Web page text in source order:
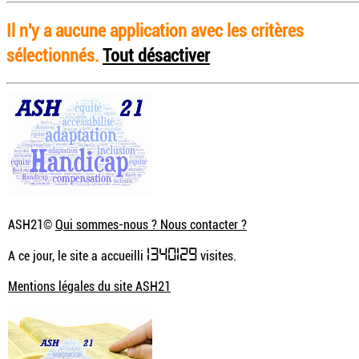
Il n'y a aucune application avec les critères
sélectionnés.Tout désactiver
ASH21©Qui sommes-nous ? Nous contacter ?
A ce jour, le site a accueilli 1340129visites.
Mentions légales du site ASH21